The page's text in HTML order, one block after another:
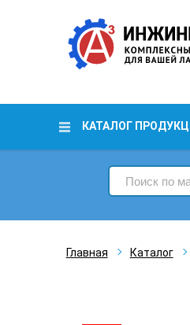
КАТАЛОГ
Главная Каталог